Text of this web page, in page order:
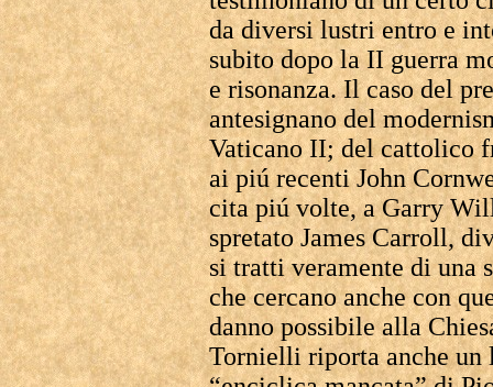
da diversi lustri entro e
subito dopo la II guerra
e risonanza. Il caso del
antesignano del
Vaticano II; del cattolico
ai piú recenti John
cita piú volte, a Garry
spretato James Carroll,
si tratti veramente di una
che cercano anche con
danno possibile alla
Tornielli riporta anche un